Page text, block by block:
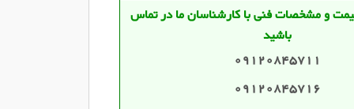
و مشخصات فنی با کارشناسان ما در تماس
باشید
09120845711
09120845716